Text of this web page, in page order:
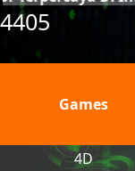
4405
Games
4D